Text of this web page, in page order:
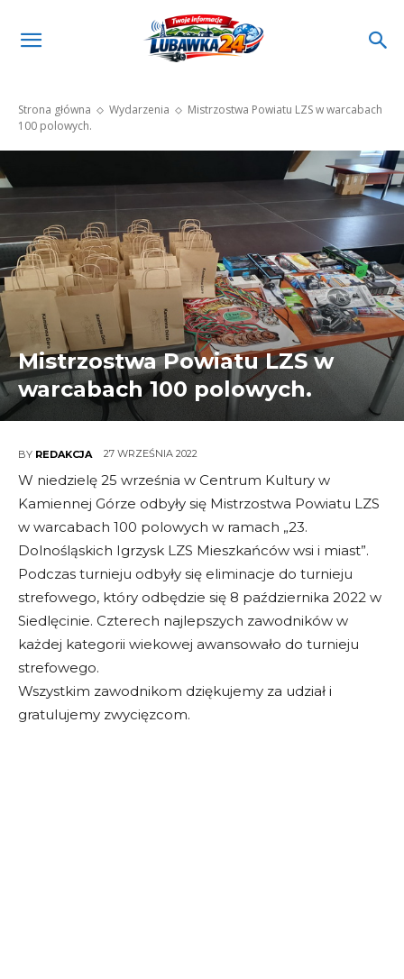
Strona główna Wydarzenia
Mistrzostwa Powiatu LZS w warcabach
100 polowych.
Mistrzostwa Powiatu LZS w
warcabach 100 polowych.
BY REDAKCJA 27 WRZEŚNIA 2022
W niedzielę 25 września w Centrum Kultury w
Kamiennej Górze odbyły się Mistrzostwa Powiatu LZS
w warcabach 100 polowych w ramach „23.
Dolnośląskich Igrzysk LZS Mieszkańców wsi i miast”.
Podczas turnieju odbyły się eliminacje do turnieju
strefowego, który odbędzie się 8 października 2022 w
Siedlęcinie. Czterech najlepszych zawodników w
każdej kategorii wiekowej awansowało do turnieju
strefowego.
Wszystkim zawodnikom dziękujemy za udział i
gratulujemy zwycięzcom.